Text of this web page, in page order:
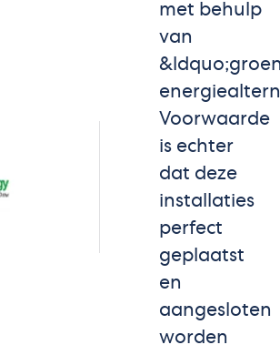
met behulp
van
Voorwaarde
is echter
dat deze
installaties
perfect
geplaatst
en
aangesloten
worden